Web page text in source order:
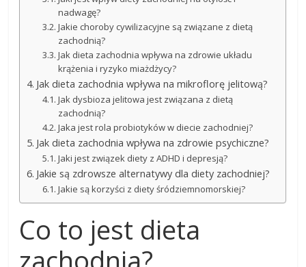
nadwagę?
Jakie choroby cywilizacyjne są związane z dietą
zachodnią?
Jak dieta zachodnia wpływa na zdrowie układu
krążenia i ryzyko miażdżycy?
Jak dieta zachodnia wpływa na mikroflorę jelitową?
Jak dysbioza jelitowa jest związana z dietą
zachodnią?
Jaka jest rola probiotyków w diecie zachodniej?
Jak dieta zachodnia wpływa na zdrowie psychiczne?
Jaki jest związek diety z ADHD i depresją?
Jakie są zdrowsze alternatywy dla diety zachodniej?
Jakie są korzyści z diety śródziemnomorskiej?
Co to jest dieta